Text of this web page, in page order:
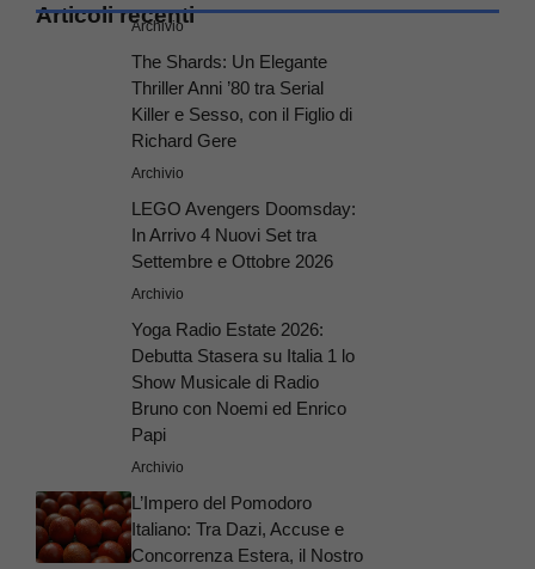
Articoli recenti
Archivio
The Shards: Un Elegante
Thriller Anni ’80 tra Serial
Killer e Sesso, con il Figlio di
Richard Gere
Archivio
LEGO Avengers Doomsday:
In Arrivo 4 Nuovi Set tra
Settembre e Ottobre 2026
Archivio
Yoga Radio Estate 2026:
Debutta Stasera su Italia 1 lo
Show Musicale di Radio
Bruno con Noemi ed Enrico
Papi
Archivio
L’Impero del Pomodoro
Italiano: Tra Dazi, Accuse e
Concorrenza Estera, il Nostro